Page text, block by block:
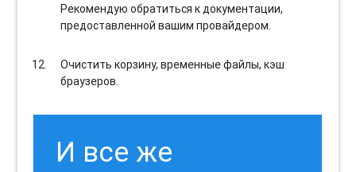
Рекомендую обратиться к документации,
предоставленной вашим провайдером.
Очистить корзину, временные файлы, кэш
браузеров.
И все же